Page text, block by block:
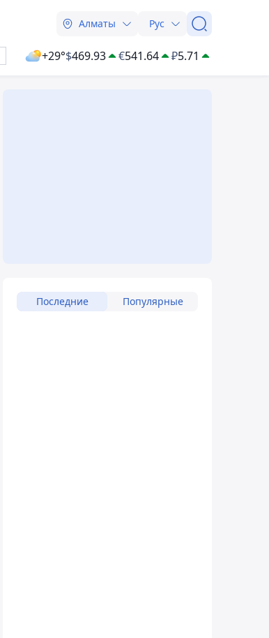
Алматы Рус
+29°$469.93 €541.64 ₽5.71
Последние Популярные